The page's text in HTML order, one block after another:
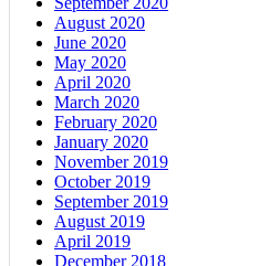
August 2020
June 2020
May 2020
April 2020
March 2020
February 2020
January 2020
November 2019
October 2019
September 2019
August 2019
April 2019
December 2018